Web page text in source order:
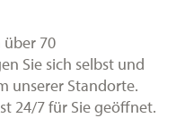
über 70
Sie sich selbst und
unserer Standorte.
24/7 für Sie geöffnet.